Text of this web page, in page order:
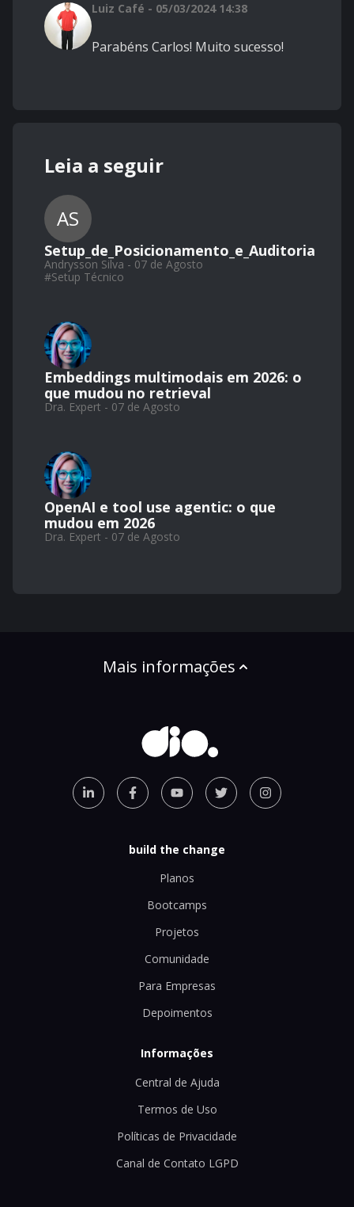
Luiz Café - 05/03/2024 14:38
Parabéns Carlos! Muito sucesso!
Leia a seguir
AS
Setup_de_Posicionamento_e_Auditoria
Andrysson Silva - 07 de Agosto
#Setup Técnico
Embeddings multimodais em 2026: o
que mudou no retrieval
Dra. Expert - 07 de Agosto
OpenAI e tool use agentic: o que
mudou em 2026
Dra. Expert - 07 de Agosto
Mais informações
build the change
Planos
Bootcamps
Projetos
Comunidade
Para Empresas
Depoimentos
Informações
Central de Ajuda
Termos de Uso
Políticas de Privacidade
Canal de Contato LGPD